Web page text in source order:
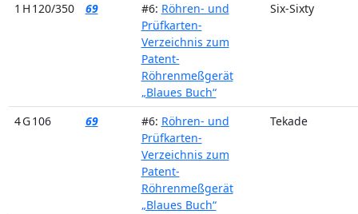
1 H 120/350 69 #6: Röhren- und
Prüfkarten-
Verzeichnis zum
Patent-
Röhrenmeßgerät
„Blaues Buch“
Six-Sixty
4 G 106 69 #6: Röhren- und
Prüfkarten-
Verzeichnis zum
Patent-
Röhrenmeßgerät
„Blaues Buch“
Tekade